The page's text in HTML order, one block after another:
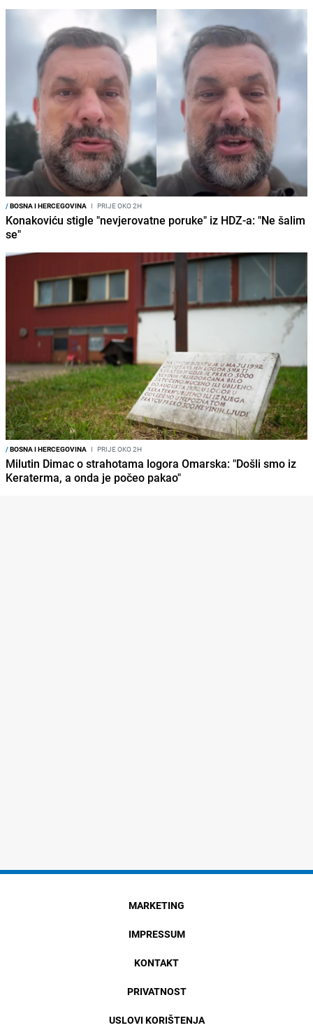
/BOSNA I HERCEGOVINA I PRIJE OKO 2H
Konakoviću stigle "nevjerovatne poruke" iz HDZ-a: "Ne šalim
se"
/BOSNA I HERCEGOVINA I PRIJE OKO 2H
Milutin Dimac o strahotama logora Omarska: "Došli smo iz
Keraterma, a onda je počeo pakao"
MARKETING
IMPRESSUM
KONTAKT
PRIVATNOST
USLOVI KORIŠTENJA